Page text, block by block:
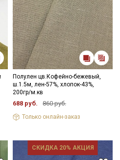
Полулен цв.Кофейно-бежевый,
ш.1.5м, лен-57%, хлопок-43%,
200гр/м.кв
688 руб. 860 руб.
Только онлайн-заказ
СКИДКА 20% АКЦИЯ